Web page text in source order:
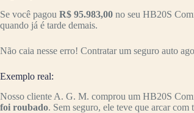
Se você pagou R$ 95.983,00 no seu HB20S
quando já é tarde demais.
Não caia nesse erro! Contratar um seguro auto
Exemplo real:
Nosso cliente A. G. M. comprou um HB20S
foi roubado. Sem seguro, ele teve que arcar